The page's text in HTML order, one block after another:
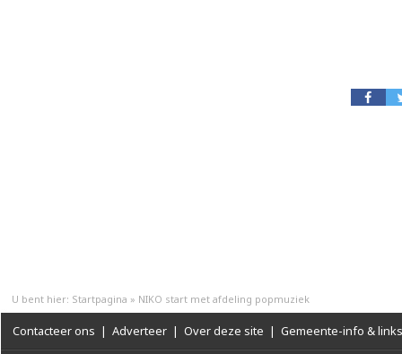
U bent hier: Startpagina » NIKO start met afdeling popmuziek
Contacteer ons | Adverteer | Over deze site | Gemeente-info & links